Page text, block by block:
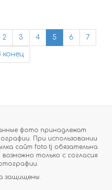
2 3 4 5 6 7
конец
фото принадлежат
При использовании
сайт foto.tj обязательна.
только с согласия
защищены.